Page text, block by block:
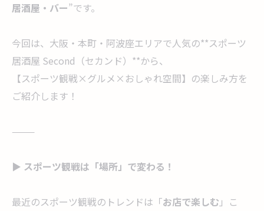
居酒屋・バー”です。
今回は、大阪・本町・阿波座エリアで人気の**スポーツ
居酒屋 Second（セカンド）**から、
【スポーツ観戦×グルメ×おしゃれ空間】の楽しみ方を
ご紹介します！
⸻
▶ スポーツ観戦は「場所」で変わる！
最近のスポーツ観戦のトレンドは「お店で楽しむ 」こ